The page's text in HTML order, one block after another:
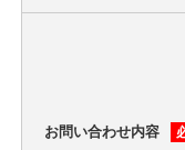
お問い合わせ内容